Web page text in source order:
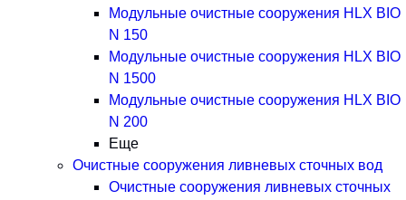
Модульные очистные сооружения HLX BIO
N 150
Модульные очистные сооружения HLX BIO
N 1500
Модульные очистные сооружения HLX BIO
N 200
Еще
Очистные сооружения ливневых сточных вод
Очистные сооружения ливневых сточных